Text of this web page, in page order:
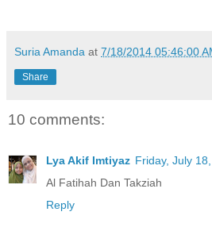
Suria Amanda at 7/18/2014 05:46:00
Share
10 comments:
Lya Akif Imtiyaz Friday, July
Al Fatihah Dan Takziah
Reply